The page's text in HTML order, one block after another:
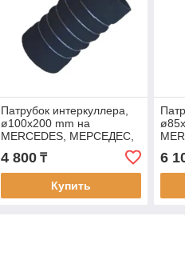
Патрубок интеркуллера,
ø100x200 mm на
MERCEDES, МЕРСЕДЕС,
ELIPS 1606
4 800₸
Купить
6